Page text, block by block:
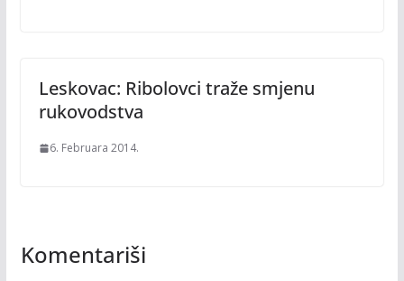
Leskovac: Ribolovci traže smjenu
rukovodstva
6. Februara 2014.
Komentariši